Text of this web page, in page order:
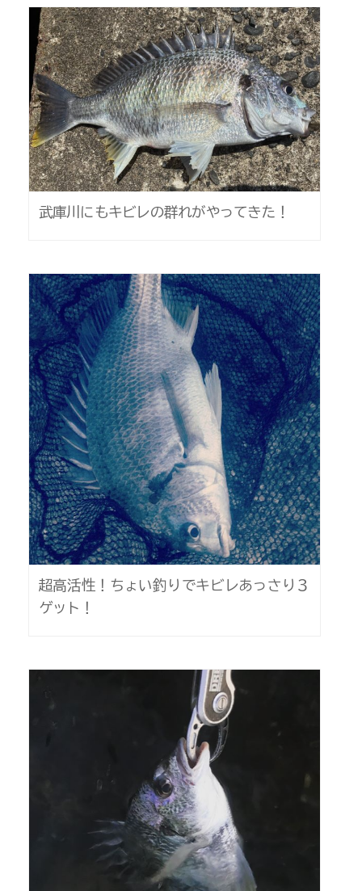
武庫川にもキビレの群れがやってきた！
超高活性！ちょい釣りでキビレあっさり３
ゲット！